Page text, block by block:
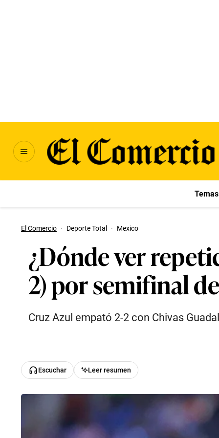
El Comercio · Deporte Total · Mexico
¿Dónde ver
2) por semifinal
Cruz Azul empató 2-2 con Chivas
Escuchar Leer resumen